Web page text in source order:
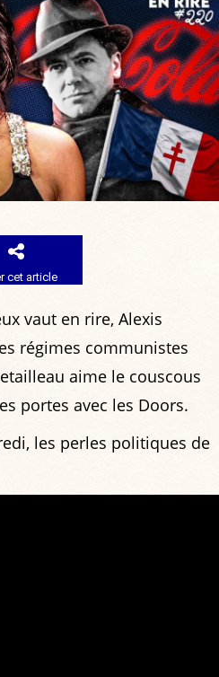
cet article
vaut en rire, Alexis
régimes communistes
aime le couscous
portes avec les Doors.
les perles politiques de